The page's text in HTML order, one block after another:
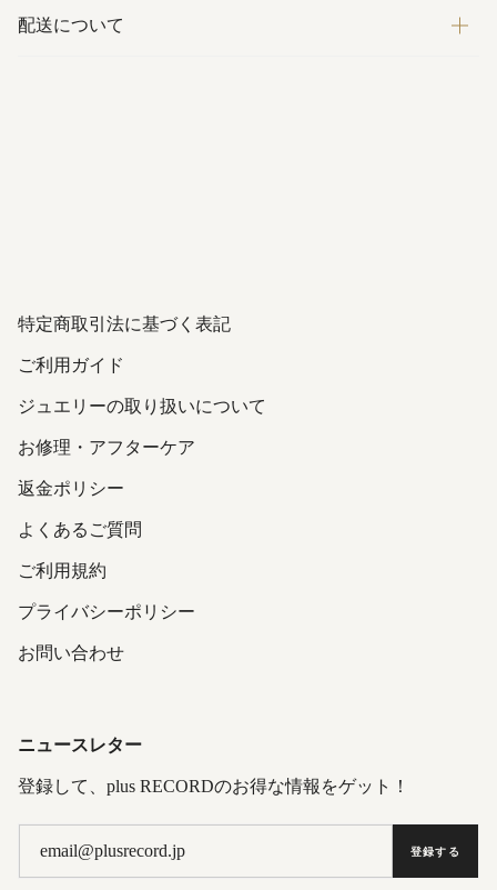
配送について
特定商取引法に基づく表記
ご利用ガイド
ジュエリーの取り扱いについて
お修理・アフターケア
返金ポリシー
よくあるご質問
ご利用規約
プライバシーポリシー
お問い合わせ
ニュースレター
登録して、plus RECORDのお得な情報をゲット！
登録する